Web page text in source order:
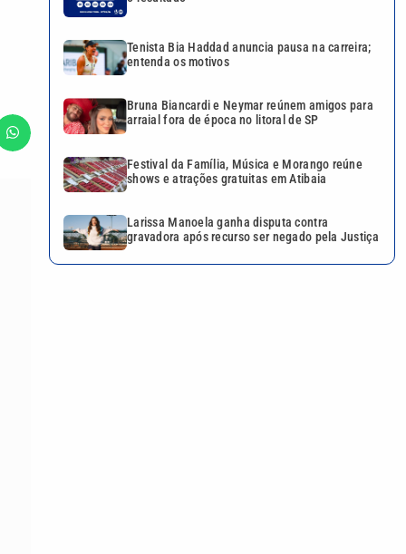
Tenista Bia Haddad anuncia pausa na carreira;
entenda os motivos
Bruna Biancardi e Neymar reúnem amigos para
arraial fora de época no litoral de SP
Festival da Família, Música e Morango reúne
shows e atrações gratuitas em Atibaia
Larissa Manoela ganha disputa contra
gravadora após recurso ser negado pela Justiça